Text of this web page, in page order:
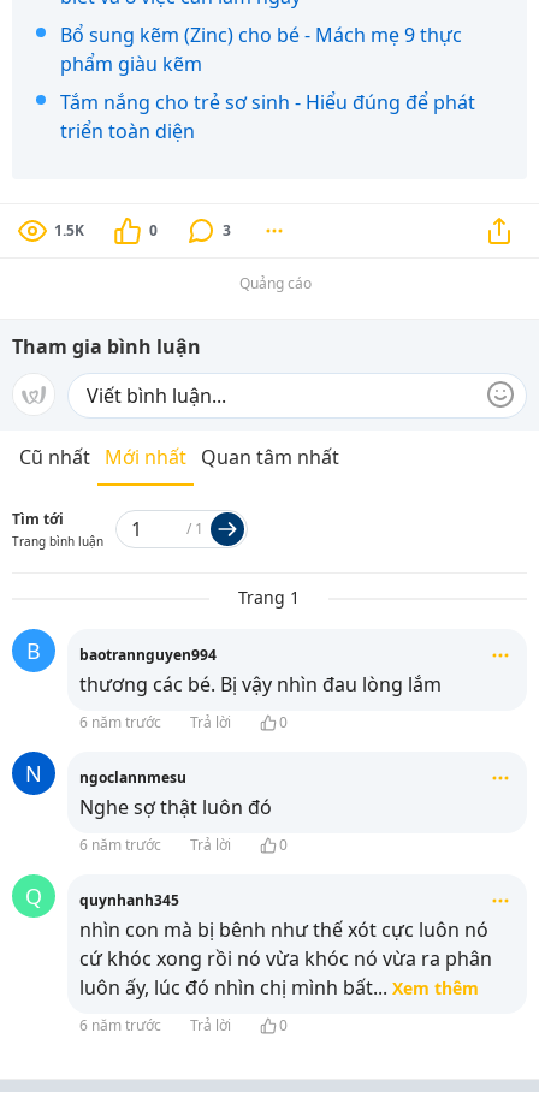
Bổ sung kẽm (Zinc) cho bé - Mách mẹ 9 thực
phẩm giàu kẽm
Tắm nắng cho trẻ sơ sinh - Hiểu đúng để phát
triển toàn diện
1.5K 0 3
Quảng cáo
Tham gia bình luận
Cũ nhất Mới nhất Quan tâm nhất
Tìm tới
Trang bình luận
/ 1
Trang 1
B baotrannguyen994
thương các bé. Bị vậy nhìn đau lòng lắm
6 năm trước Trả lời 0
N ngoclannmesu
Nghe sợ thật luôn đó
6 năm trước Trả lời 0
Q quynhanh345
nhìn con mà bị bênh như thế xót cực luôn nó
cứ khóc xong rồi nó vừa khóc nó vừa ra phân
luôn ấy, lúc đó nhìn chị mình bất... Xem thêm
6 năm trước Trả lời 0